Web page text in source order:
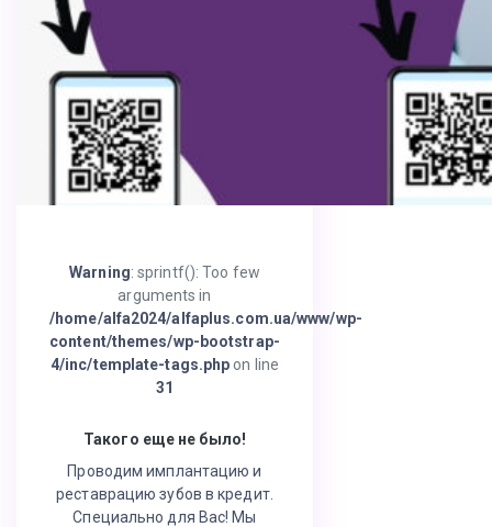
Warning: sprintf(): Too few
arguments in
/home/alfa2024/alfaplus.com.ua/www/wp-
content/themes/wp-bootstrap-
4/inc/template-tags.php on line
31
Такого еще не было!
Проводим имплантацию и
реставрацию зубов в кредит.
Специально для Вас! Мы